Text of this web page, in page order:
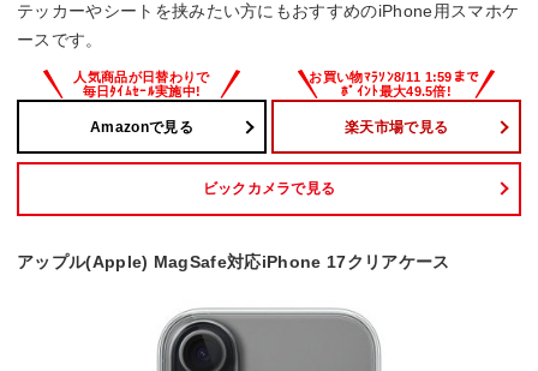
テッカーやシートを挟みたい方にもおすすめのiPhone用スマホケ
ースです。
Amazonで見る 楽天市場で見る
ビックカメラで見る
アップル(Apple) MagSafe対応iPhone 17クリアケース